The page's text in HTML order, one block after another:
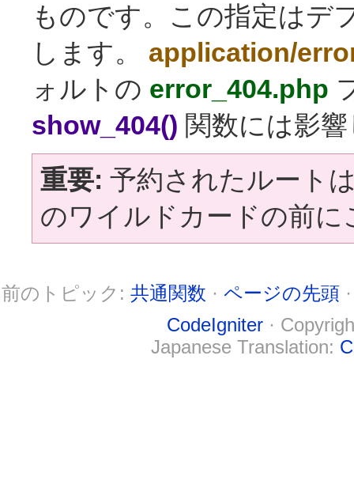
ものです。この指定はデ
します。 application/
ォルトの error_404.php
show_404() 関数には影
重要: 予約されたルート
のワイルドカードの前
前のトピック: 共通関数 · ページの先頭
CodeIgniter ·
Japanese Translation: